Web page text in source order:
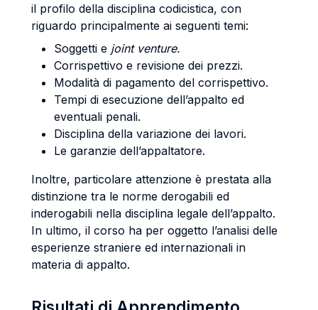
il profilo della disciplina codicistica, con
riguardo principalmente ai seguenti temi:
Soggetti e joint venture.
Corrispettivo e revisione dei prezzi.
Modalità di pagamento del corrispettivo.
Tempi di esecuzione dell’appalto ed
eventuali penali.
Disciplina della variazione dei lavori.
Le garanzie dell’appaltatore.
Inoltre, particolare attenzione è prestata alla
distinzione tra le norme derogabili ed
inderogabili nella disciplina legale dell’appalto.
In ultimo, il corso ha per oggetto l’analisi delle
esperienze straniere ed internazionali in
materia di appalto.